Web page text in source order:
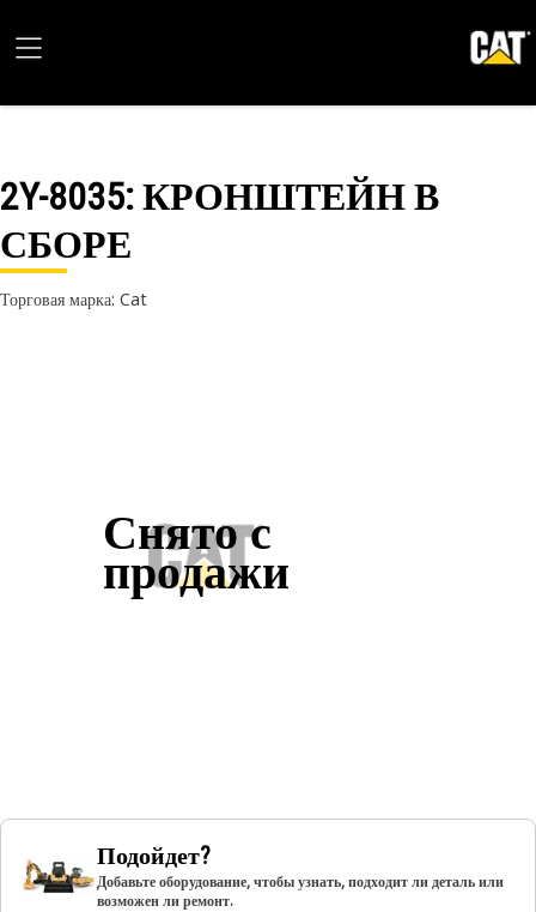
2Y-8035: КРОНШТЕЙН В
СБОРЕ
Торговая марка: Cat
Снято с
продажи
Подойдет?
Добавьте оборудование, чтобы узнать, подходит ли деталь или
возможен ли ремонт.